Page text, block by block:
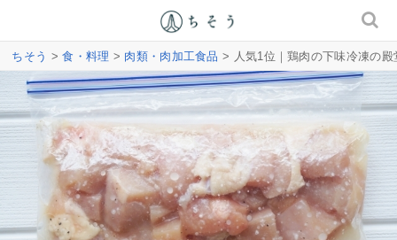
ちそう >食・料理 > 肉類・肉加工食品 > 人気1位｜鶏肉の下味冷凍の